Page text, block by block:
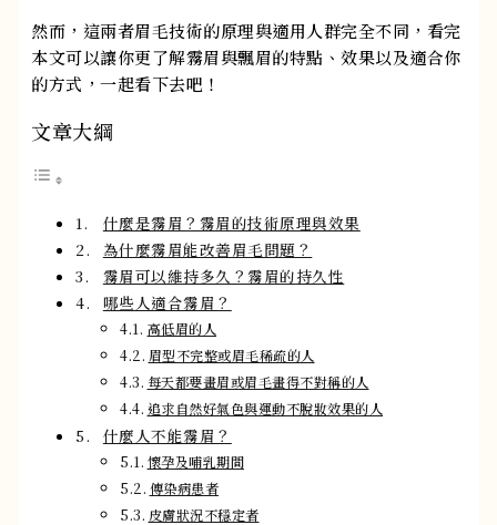
然而，這兩者眉毛技術的原理與適用人群完全不同，看完
本文可以讓你更了解霧眉與飄眉的特點、效果以及適合你
的方式，一起看下去吧！
文章大綱
什麼是霧眉？霧眉的技術原理與效果
為什麼霧眉能改善眉毛問題？
霧眉可以維持多久？霧眉的持久性
哪些人適合霧眉？
高低眉的人
眉型不完整或眉毛稀疏的人
每天都要畫眉或眉毛畫得不對稱的人
追求自然好氣色與運動不脫妝效果的人
什麼人不能霧眉？
懷孕及哺乳期間
傳染病患者
皮膚狀況不穩定者